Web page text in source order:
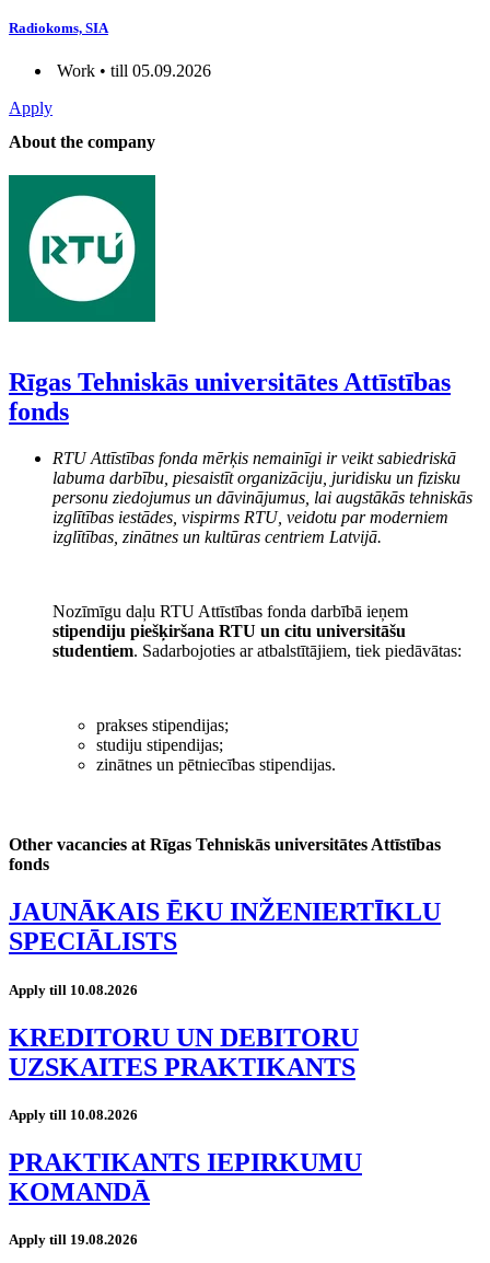
Radiokoms, SIA
Work • till 05.09.2026
Apply
About the company
Rīgas Tehniskās universitātes Attīstības
fonds
RTU Attīstības fonda mērķis nemainīgi ir veikt sabiedriskā
labuma darbību, piesaistīt organizāciju, juridisku un fizisku
personu ziedojumus un dāvinājumus, lai augstākās tehniskās
izglītības iestādes, vispirms RTU, veidotu par moderniem
izglītības, zinātnes un kultūras centriem Latvijā.
Nozīmīgu daļu RTU Attīstības fonda darbībā ieņem
stipendiju piešķiršana RTU un citu universitāšu
studentiem. Sadarbojoties ar atbalstītājiem, tiek piedāvātas:
prakses stipendijas;
studiju stipendijas;
zinātnes un pētniecības stipendijas.
Other vacancies at Rīgas Tehniskās universitātes Attīstības
fonds
JAUNĀKAIS ĒKU INŽENIERTĪKLU
SPECIĀLISTS
Apply till 10.08.2026
KREDITORU UN DEBITORU
UZSKAITES PRAKTIKANTS
Apply till 10.08.2026
PRAKTIKANTS IEPIRKUMU
KOMANDĀ
Apply till 19.08.2026